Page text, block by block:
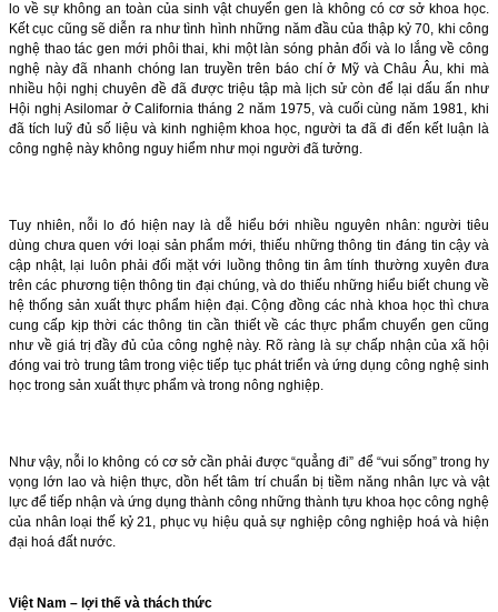
lo về sự không an toàn của sinh vật chuyển gen là không có cơ sở khoa học.
Kết cục cũng sẽ diễn ra như tình hình những năm đầu của thập kỷ 70, khi công
nghệ thao tác gen mới phôi thai, khi một làn sóng phản đối và lo lắng về công
nghệ này đã nhanh chóng lan truyền trên báo chí ở Mỹ và Châu Âu, khi mà
nhiều hội nghị chuyên đề đã được triệu tập mà lịch sử còn để lại dấu ấn như
Hội nghị Asilomar ở California tháng 2 năm 1975, và cuối cùng năm 1981, khi
đã tích luỹ đủ số liệu và kinh nghiệm khoa học, người ta đã đi đến kết luận là
công nghệ này không nguy hiểm như mọi người đã tưởng.
Tuy nhiên, nỗi lo đó hiện nay là dễ hiểu bới nhiều nguyên nhân: người tiêu
dùng chưa quen với loại sản phẩm mới, thiếu những thông tin đáng tin cậy và
cập nhật, lại luôn phải đối mặt với luồng thông tin âm tính thường xuyên đưa
trên các phương tiện thông tin đại chúng, và do thiếu những hiểu biết chung về
hệ thống sản xuất thực phẩm hiện đại. Cộng đồng các nhà khoa học thì chưa
cung cấp kịp thời các thông tin cần thiết về các thực phẩm chuyển gen cũng
như về giá trị đầy đủ của công nghệ này. Rõ ràng là sự chấp nhận của xã hội
đóng vai trò trung tâm trong việc tiếp tục phát triển và ứng dụng công nghệ sinh
học trong sản xuất thực phẩm và trong nông nghiệp.
Như vậy, nỗi lo không có cơ sở cần phải được “quẳng đi” để “vui sống” trong hy
vọng lớn lao và hiện thực, dồn hết tâm trí chuẩn bị tiềm năng nhân lực và vật
lực để tiếp nhận và ứng dụng thành công những thành tựu khoa học công nghệ
của nhân loại thế kỷ 21, phục vụ hiệu quả sự nghiệp công nghiệp hoá và hiện
đại hoá đất nước.
Việt Nam – lợi thế và thách thức